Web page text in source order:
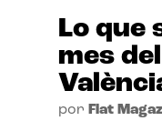
Lo que
mes
por Flat